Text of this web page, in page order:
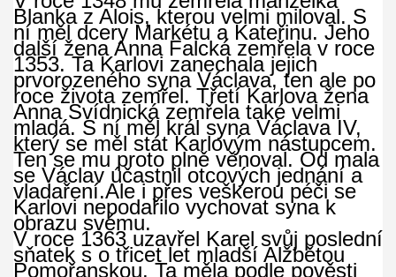
Blanka z Alois, kterou velmi miloval. S
ní měl dcery Markétu a Kateřinu. Jeho
další žena Anna Falcká zemřela v roce
1353. Ta Karlovi zanechala jejich
prvorozeného syna Václava, ten ale po
roce života zemřel. Třetí Karlova žena
Anna Svídnická zemřela také velmi
mladá. S ní měl král syna Václava IV,
který se měl stát Karlovým nástupcem.
Ten se mu proto plně věnoval. Od mala
se Václav účastnil otcových jednání a
vladaření.Ale i přes veškerou péči se
Karlovi nepodařilo vychovat syna k
obrazu svému.
V roce 1363 uzavřel Karel svůj poslední
sňatek s o třicet let mladší Alžbětou
Pomořanskou. Ta měla podle pověsti